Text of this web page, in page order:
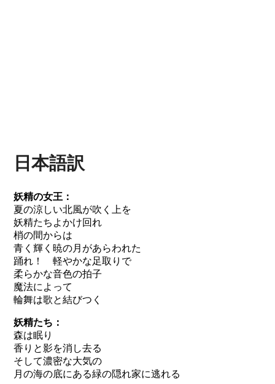
日本語訳
妖精の女王：
夏の涼しい北風が吹く上を
妖精たちよかけ回れ
梢の間からは
青く輝く暁の月があらわれた
踊れ！ 軽やかな足取りで
柔らかな音色の拍子
魔法によって
輪舞は歌と結びつく
妖精たち：
森は眠り
香りと影を消し去る
そして濃密な大気の
月の海の底にある緑の隠れ家に逃れる